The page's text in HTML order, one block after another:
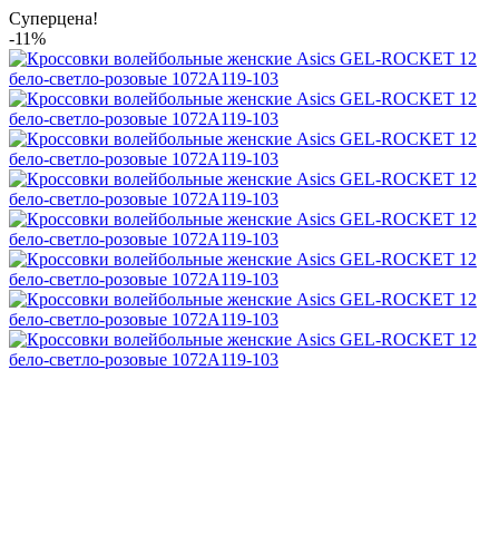
Суперцена!
-11%